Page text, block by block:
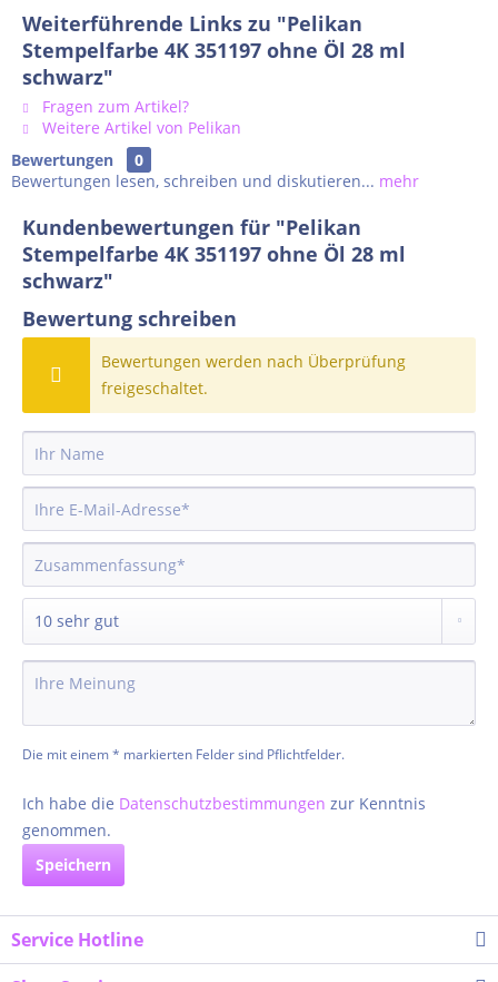
Weiterführende Links zu "Pelikan
Stempelfarbe 4K 351197 ohne Öl 28 ml
schwarz"
Fragen zum Artikel?
Weitere Artikel von Pelikan
Bewertungen
0
Bewertungen lesen, schreiben und diskutieren... mehr
Kundenbewertungen für "Pelikan
Stempelfarbe 4K 351197 ohne Öl 28 ml
schwarz"
Bewertung schreiben
Bewertungen werden nach Überprüfung
freigeschaltet.
Die mit einem * markierten Felder sind Pflichtfelder.
Ich habe die Datenschutzbestimmungen zur Kenntnis
genommen.
Speichern
Service Hotline